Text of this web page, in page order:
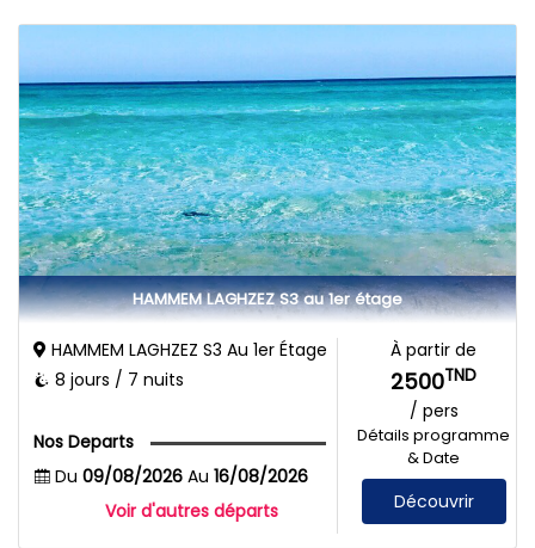
HAMMEM LAGHZEZ S3 au 1er étage
HAMMEM LAGHZEZ S3 Au 1er Étage
8 jours / 7 nuits
Nos Departs
Du 09/08/2026 Au 16/08/2026
Voir d'autres départs
À partir de
2500TND
/ pers
Détails programme
& Date
Découvrir